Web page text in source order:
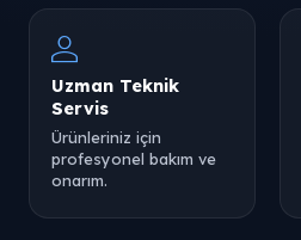
Uzman Teknik
Servis
Ürünleriniz için
profesyonel bakım ve
onarım.